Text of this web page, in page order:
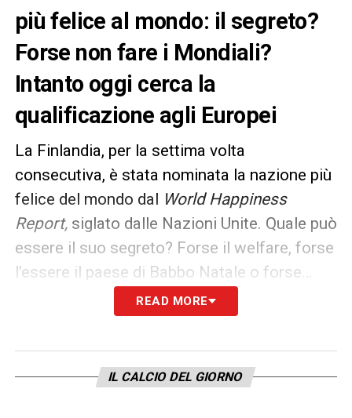
più felice al mondo: il segreto?
Forse non fare i Mondiali?
Intanto oggi cerca la
qualificazione agli Europei
La Finlandia, per la settima volta
consecutiva, è stata nominata la nazione più
felice del mondo dal World Happiness
Report, siglato dalle Nazioni Unite. Quale può
essere il suo segreto? Forse il welfare, forse
l’essere il paese di Babbo Natale o forse…
perchè non è mai andata al Mondiale?
di gioie, ma anche molti dolori, non ha mai
READ MORE
IL CALCIO DEL GIORNO